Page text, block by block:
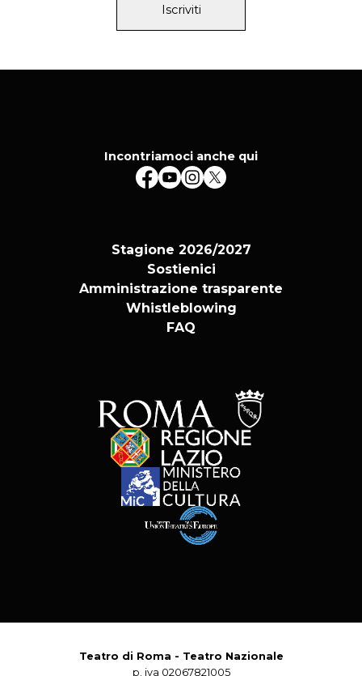
Filippo Turati Onlus, Fondazione Giacomo
Matteotti, Comune di Fratta Polesine, e con il
Iscriviti
Incontriamoci anche qui
Stagione 2026/2027
Sostienici
Amministrazione trasparente
Whistleblowing
FAQ
Teatro di Roma - Teatro Nazionale
p. iva 02067821005